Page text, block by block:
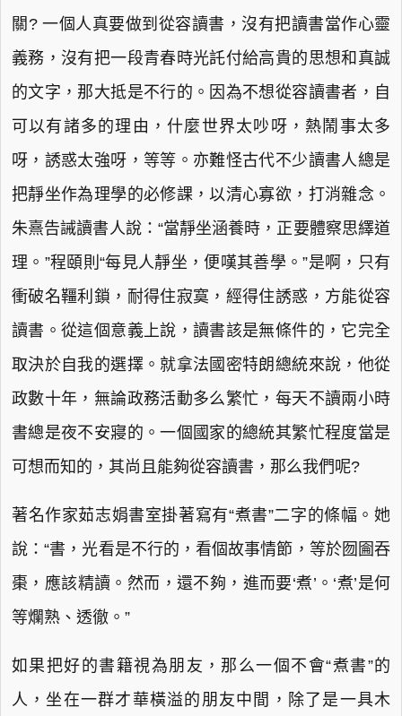
關? 一個人真要做到從容讀書，沒有把讀書當作心靈
義務，沒有把一段青春時光託付給高貴的思想和真誠
的文字，那大抵是不行的。因為不想從容讀書者，自
可以有諸多的理由，什麼世界太吵呀，熱鬧事太多
呀，誘惑太強呀，等等。亦難怪古代不少讀書人總是
把靜坐作為理學的必修課，以清心寡欲，打消雜念。
朱熹告誡讀書人說：“當靜坐涵養時，正要體察思繹道
理。”程頤則“每見人靜坐，便嘆其善學。”是啊，只有
衝破名韁利鎖，耐得住寂寞，經得住誘惑，方能從容
讀書。從這個意義上說，讀書該是無條件的，它完全
取決於自我的選擇。就拿法國密特朗總統來說，他從
政數十年，無論政務活動多么繁忙，每天不讀兩小時
書總是夜不安寢的。一個國家的總統其繁忙程度當是
可想而知的，其尚且能夠從容讀書，那么我們呢?
著名作家茹志娟書室掛著寫有“煮書”二字的條幅。她
說：“書，光看是不行的，看個故事情節，等於囫圇吞
棗，應該精讀。然而，還不夠，進而要‘煮’。‘煮’是何
等爛熟、透徹。”
如果把好的書籍視為朋友，那么一個不會“煮書”的
人，坐在一群才華橫溢的朋友中間，除了是一具木